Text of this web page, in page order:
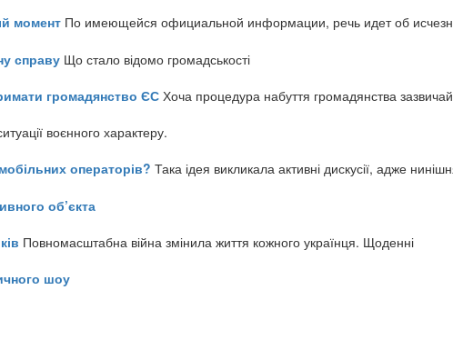
момент По имеющейся официальной информации, речь идет об
справу Що стало відомо громадськості
громадянство ЄС Хоча процедура набуття громадянства
воєнного характеру.
операторів? Така ідея викликала активні дискусії, адже
об’єкта
Повномасштабна війна змінила життя кожного українця. Щоденні
шоу